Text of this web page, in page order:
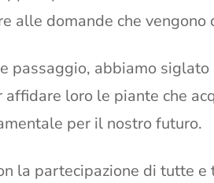
alle domande che vengono
passaggio, abbiamo
affidare loro le piante che
per il nostro futuro.
la partecipazione di tutte e